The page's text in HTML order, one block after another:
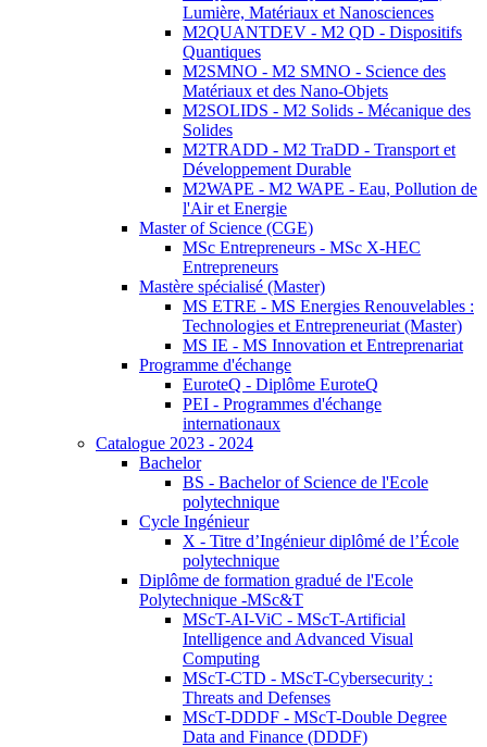
Lumière, Matériaux et Nanosciences
M2QUANTDEV - M2 QD - Dispositifs
Quantiques
M2SMNO - M2 SMNO - Science des
Matériaux et des Nano-Objets
M2SOLIDS - M2 Solids - Mécanique des
Solides
M2TRADD - M2 TraDD - Transport et
Développement Durable
M2WAPE - M2 WAPE - Eau, Pollution de
l'Air et Energie
Master of Science (CGE)
MSc Entrepreneurs - MSc X-HEC
Entrepreneurs
Mastère spécialisé (Master)
MS ETRE - MS Energies Renouvelables :
Technologies et Entrepreneuriat (Master)
MS IE - MS Innovation et Entreprenariat
Programme d'échange
EuroteQ - Diplôme EuroteQ
PEI - Programmes d'échange
internationaux
Catalogue 2023 - 2024
Bachelor
BS - Bachelor of Science de l'Ecole
polytechnique
Cycle Ingénieur
X - Titre d’Ingénieur diplômé de l’École
polytechnique
Diplôme de formation gradué de l'Ecole
Polytechnique -MSc&T
MScT-AI-ViC - MScT-Artificial
Intelligence and Advanced Visual
Computing
MScT-CTD - MScT-Cybersecurity :
Threats and Defenses
MScT-DDDF - MScT-Double Degree
Data and Finance (DDDF)